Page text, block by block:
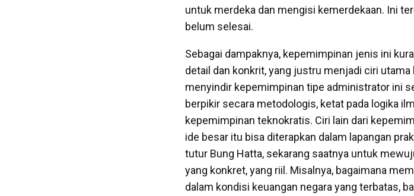
untuk merdeka dan mengisi kemerdekaan. Ini
belum selesai.
Sebagai dampaknya, kepemimpinan jenis ini
detail dan konkrit, yang justru menjadi ciri
menyindir kepemimpinan tipe administrator ini
berpikir secara metodologis, ketat pada logika
kepemimpinan teknokratis. Ciri lain dari
ide besar itu bisa diterapkan dalam lapangan
tutur Bung Hatta, sekarang saatnya untuk
yang konkret, yang riil. Misalnya, bagaimana
dalam kondisi keuangan negara yang terbatas,